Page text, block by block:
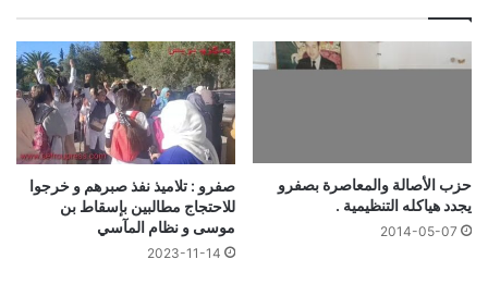
حزب الأصالة والمعاصرة بصفرو
يجدد هياكله التنظيمية .
2014-05-07
صفرو : تلاميذ نفذ صبرهم و خرجوا
للاحتجاج مطالبين بإسقاط بن
موسى و نظام المآسي
2023-11-14